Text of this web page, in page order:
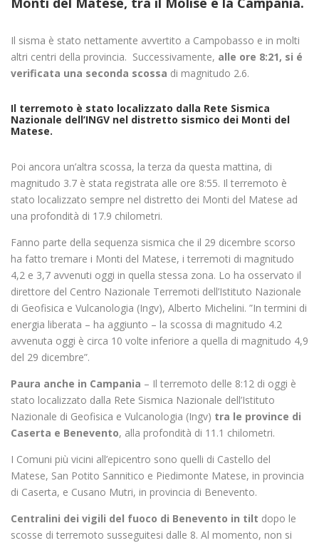
Il sisma è stato nettamente avvertito a Campobasso e in molti
altri centri della provincia. Successivamente, alle ore 8:21, si é
verificata una seconda scossa di magnitudo 2.6.
Il terremoto è stato localizzato dalla Rete Sismica
Nazionale dell’INGV nel distretto sismico dei Monti del
Matese.
Poi ancora un’altra scossa, la terza da questa mattina, di
magnitudo 3.7 è stata registrata alle ore 8:55. Il terremoto è
stato localizzato sempre nel distretto dei Monti del Matese ad
una profondità di 17.9 chilometri.
Fanno parte della sequenza sismica che il 29 dicembre scorso
ha fatto tremare i Monti del Matese, i terremoti di magnitudo
4,2 e 3,7 avvenuti oggi in quella stessa zona. Lo ha osservato il
direttore del Centro Nazionale Terremoti dell’Istituto Nazionale
di Geofisica e Vulcanologia (Ingv), Alberto Michelini. ”In termini di
energia liberata – ha aggiunto – la scossa di magnitudo 4.2
avvenuta oggi è circa 10 volte inferiore a quella di magnitudo 4,9
del 29 dicembre”.
Paura anche in Campania – Il terremoto delle 8:12 di oggi è
stato localizzato dalla Rete Sismica Nazionale dell’Istituto
Nazionale di Geofisica e Vulcanologia (Ingv) tra le province di
Caserta e Benevento, alla profondità di 11.1 chilometri.
I Comuni più vicini all’epicentro sono quelli di Castello del
Matese, San Potito Sannitico e Piedimonte Matese, in provincia
di Caserta, e Cusano Mutri, in provincia di Benevento.
Centralini dei vigili del fuoco di Benevento in tilt dopo le
scosse di terremoto susseguitesi dalle 8. Al momento, non si